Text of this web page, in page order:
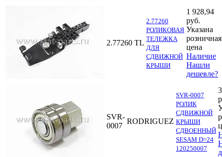
2.77260 TL
2.77260
РОЛИКОВАЯ
ТЕЛЕЖКА
ДЛЯ
СДВИЖНОЙ
КРЫШИ
1 928,94
руб.
Указана
розничная
цена
Наличие
Нашли
дешевле?
SVR-
0007
RODRIGUEZ
SVR-0007
РОЛИК
СДВИЖНОЙ
КРЫШИ
СДВОЕННЫЙ
SESAM D=24
120250007